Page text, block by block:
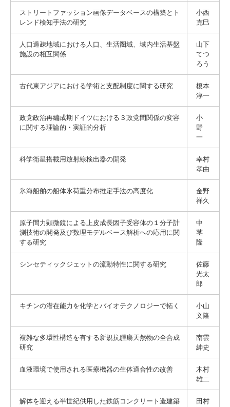
ストリートファッション画像データベースの構築とト
レンド検知手法の研究
小西
克巳
人口過疎地域における人口、生活圏域、域内生活基盤
施設の相互関係
山下
てつ
ろう
古代東アジアにおける学術と支配制度に関する研究
榎本
淳一
政党政治再編成期ドイツにおける３政党間関係の変容
に関する理論的・実証的分析
小
野
一
科学衛星搭載用放射線検出器の開発
幸村
孝由
氷海船舶の船体氷荷重分布推定手法の高度化
金野
祥久
原子間力顕微鏡による上皮成長因子受容体の１分子計
測技術の開発及び数理モデルベース解析への応用に関
する研究
中
茎
隆
シンセティックジェットの流動特性に関する研究
佐藤
光太
郎
キチンの潜在能力を化学とバイオテクノロジーで拓く
小山
文隆
複雑な多環性構造を有する新規抗腫瘍天然物の全合成
研究
南雲
紳史
血液環境で使用される医療機器の生体適合性の改善
木村
雄二
解体を迎える半世紀供用した鉄筋コンクリート造建築 田村